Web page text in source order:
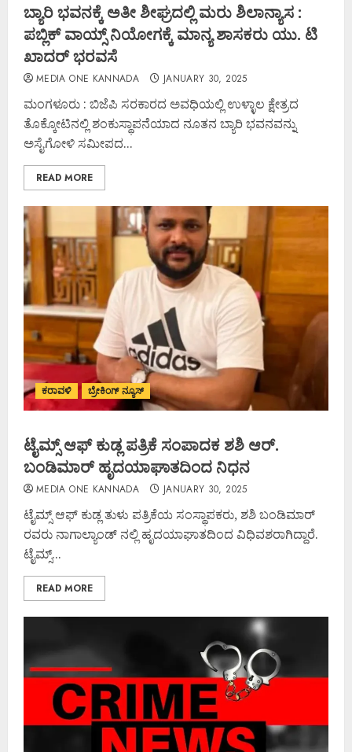
ಬ್ಯಾರಿ ಭವನಕ್ಕೆ ಅತೀ ಶೀಘ್ರದಲ್ಲಿ ಮರು ಶಿಲಾನ್ಯಾಸ :
ಪಬ್ಲಿಕ್ ವಾಯ್ಸ್ ನಿಯೋಗಕ್ಕೆ ಮಾನ್ಯ ಶಾಸಕರು ಯು. ಟಿ
ಖಾದರ್ ಭರವಸೆ
MEDIA ONE KANNADA JANUARY 30, 2025
ಮಂಗಳೂರು : ಬಿಜೆಪಿ ಸರಕಾರದ ಅವಧಿಯಲ್ಲಿ ಉಳ್ಳಾಲ ಕ್ಷೇತ್ರದ
ತೊಕ್ಕೋಟಿನಲ್ಲಿ ಶಂಕುಸ್ಥಾಪನೆಯಾದ ನೂತನ ಬ್ಯಾರಿ ಭವನವನ್ನು
ಅಸೈಗೋಳಿ ಸಮೀಪದ...
READ MORE
ಕರಾವಳಿ ಬ್ರೇಕಿಂಗ್ ನ್ಯೂಸ್
ಟೈಮ್ಸ್ ಆಫ್ ಕುಡ್ಲ ಪತ್ರಿಕೆ ಸಂಪಾದಕ ಶಶಿ ಆರ್.
ಬಂಡಿಮಾರ್ ಹೃದಯಾಘಾತದಿಂದ ನಿಧನ
MEDIA ONE KANNADA JANUARY 30, 2025
ಟೈಮ್ಸ್ ಆಫ್ ಕುಡ್ಲ ತುಳು ಪತ್ರಿಕೆಯ ಸಂಸ್ಥಾಪಕರು, ಶಶಿ ಬಂಡಿಮಾರ್
ರವರು ನಾಗಾಲ್ಯಾಂಡ್ ನಲ್ಲಿ ಹೃದಯಾಘಾತದಿಂದ ವಿಧಿವಶರಾಗಿದ್ದಾರೆ.
ಟೈಮ್ಸ್...
READ MORE